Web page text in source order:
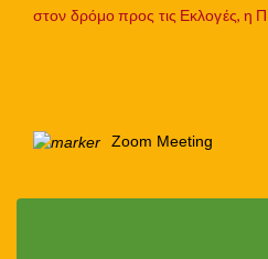
στον δρόμο προς τις Εκλογές, η
Zoom Meeting